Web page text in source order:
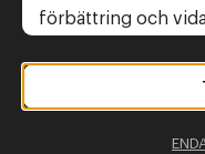
Legal
Gör anmälan
förbättring och